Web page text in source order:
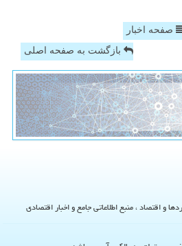
صفحه اخبار
بازگشت به صفحه اصلی
و اقتصاد ، منبع اطلاعاتی جامع و اخبار اقتصادی